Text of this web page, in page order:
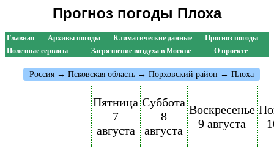
Прогноз погоды Плоха
Главная Архивы погоды Климатические данные
Прогноз погоды
Полезные сервисы
Загрязнение воздуха в Москве О проекте
Россия → Псковская область → Порховский район → Плоха
Пятница
7
августа
Суббота
8
августа
Воскресенье
9 августа